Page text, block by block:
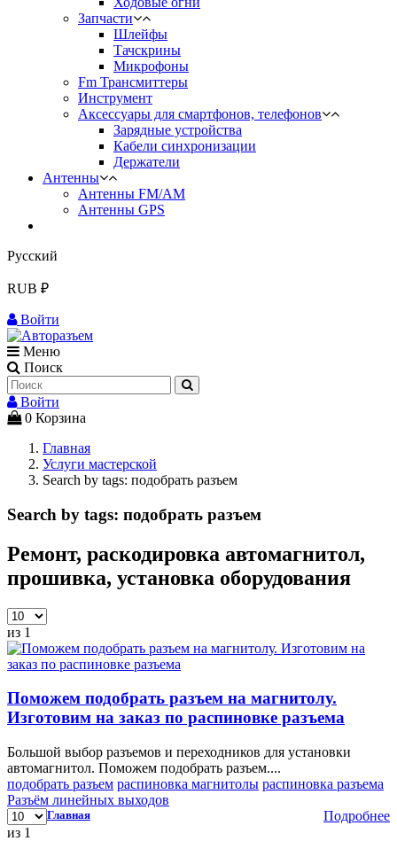
Запчасти
Шлейфы
Тачскрины
Микрофоны
Fm Трансмиттеры
Инструмент
Аксессуары для смартфонов, телефонов
Зарядные устройства
Кабели синхронизации
Держатели
Антенны
Антенны FM/AM
Антенны GPS
Русский
RUB ₽
Войти
Меню
Поиск
Войти
0 Корзина
Главная
Услуги мастерской
Search by tags: подобрать разъем
Search by tags: подобрать разъем
Ремонт, раскодировка автомагнитол,
прошивка, установка оборудования
из 1
Поможем подобрать разъем на магнитолу.
Изготовим на заказ по распиновке разъема
Большой выбор разъемов и переходников для установки
автомагнитол. Поможем подобрать разъем....
подобрать разъем распиновка магнитолы распиновка разъема
Разъём линейных выходов
Подробнее
из 1
Главная